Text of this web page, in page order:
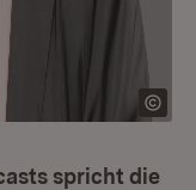
spricht die